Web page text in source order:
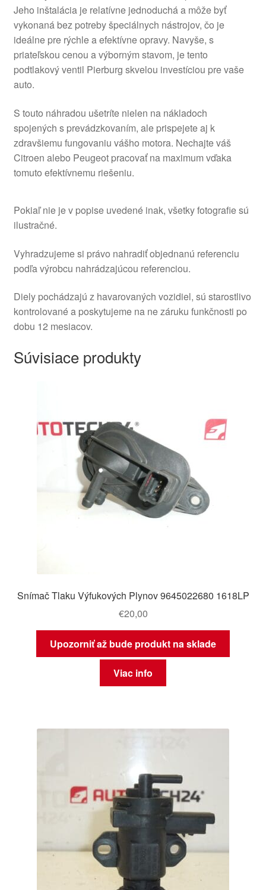
Jeho inštalácia je relatívne jednoduchá a môže byť
vykonaná bez potreby špeciálnych nástrojov, čo je
ideálne pre rýchle a efektívne opravy. Navyše, s
priateľskou cenou a výborným stavom, je tento
podtlakový ventil Pierburg skvelou investíciou pre vaše
auto.
S touto náhradou ušetríte nielen na nákladoch
spojených s prevádzkovaním, ale prispejete aj k
zdravšiemu fungovaniu vášho motora. Nechajte váš
Citroen alebo Peugeot pracovať na maximum vďaka
tomuto efektívnemu riešeniu.
Pokiaľ nie je v popise uvedené inak, všetky fotografie sú
ilustračné.
Vyhradzujeme si právo nahradiť objednanú referenciu
podľa výrobcu nahrádzajúcou referenciou.
Diely pochádzajú z havarovaných vozidiel, sú starostlivo
kontrolované a poskytujeme na ne záruku funkčnosti po
dobu 12 mesiacov.
Súvisiace produkty
Snímač Tlaku Výfukových Plynov 9645022680 1618LP
€20,00
Upozorniť až bude produkt na sklade
Viac info